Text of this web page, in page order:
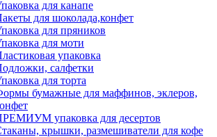
для канапе
для шоколада,конфет
для пряников
для моти
упаковка
салфетки
для торта
бумажные для маффинов, эклеров,
упаковка для десертов
крышки, размешиватели для кофе